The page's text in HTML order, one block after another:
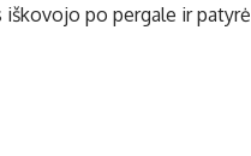
iškovojo po pergale ir patyrė